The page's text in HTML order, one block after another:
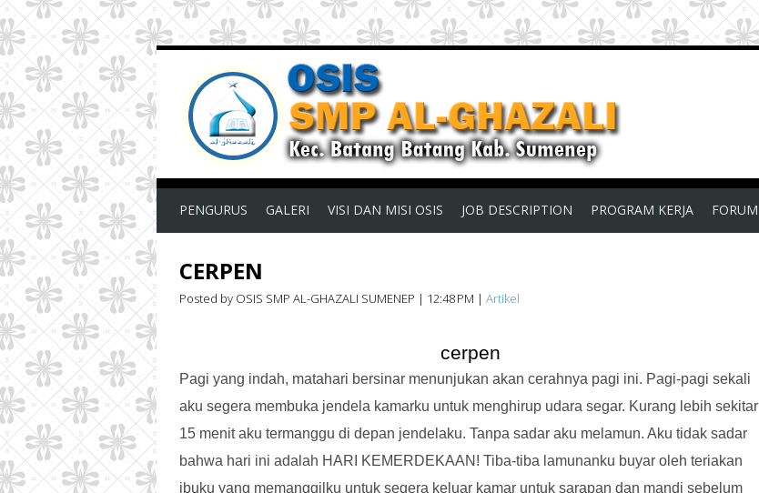
PENGURUS GALERI VISI DAN MISI OSIS JOB DESCRIPTION PROGRAM KERJA FORUM
CERPEN
Posted by OSIS SMP AL-GHAZALI SUMENEP | 12:48 PM | Artikel
cerpen
Pagi yang indah, matahari bersinar menunjukan akan cerahnya pagi ini. Pagi-pagi sekali
aku segera membuka jendela kamarku untuk menghirup udara segar. Kurang lebih sekitar
15 menit aku termanggu di depan jendelaku. Tanpa sadar aku melamun. Aku tidak sadar
bahwa hari ini adalah HARI KEMERDEKAAN! Tiba-tiba lamunanku buyar oleh teriakan
ibuku yang memanggilku untuk segera keluar kamar untuk sarapan dan mandi sebelum